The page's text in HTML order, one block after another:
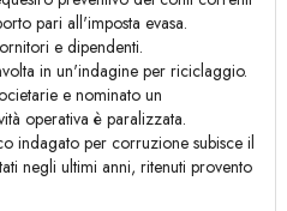
pari all'imposta evasa.
e dipendenti.
in un'indagine per riciclaggio.
e nominato un
operativa è paralizzata.
indagato per corruzione subisce il
negli ultimi anni, ritenuti provento